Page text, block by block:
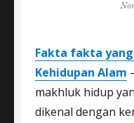
Fakta fakta
Kehidupan Alam
makhluk hidup
dikenal dengan